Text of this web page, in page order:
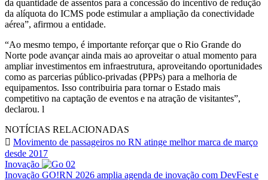
da quantidade de assentos para a concessão do incentivo de redução
da alíquota do ICMS pode estimular a ampliação da conectividade
aérea”, afirmou a entidade.
“Ao mesmo tempo, é importante reforçar que o Rio Grande do
Norte pode avançar ainda mais ao aproveitar o atual momento para
ampliar investimentos em infraestrutura, aproveitando oportunidades
como as parcerias público-privadas (PPPs) para a melhoria de
equipamentos. Isso contribuiria para tornar o Estado mais
competitivo na captação de eventos e na atração de visitantes”,
declarou. l
NOTÍCIAS RELACIONADAS
Movimento de passageiros no RN atinge melhor marca de março
desde 2017
Inovação
Inovação GO!RN 2026 amplia agenda de inovação com DevFest e